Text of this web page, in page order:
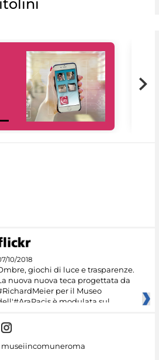
10/2018
giochi di luce e trasparenze.
nuova nuova teca progettata da
per il Museo
è modulata sul
museiincomuneroma